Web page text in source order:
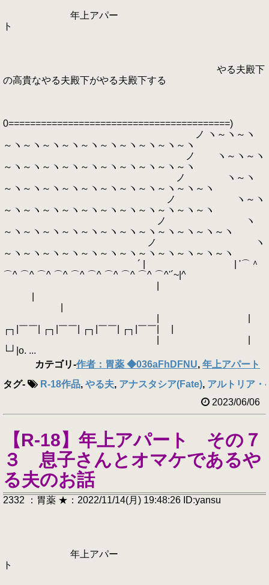
年上アパー
ト
やる夫殿下
の高貴なやる夫殿下がやる夫殿下する
0=========================================)
ノ ヽ～ヽ～ヽ
～ヽ～ヽ～ヽ～ヽ～ヽ～ヽ～ヽ～ヽ～ヽ～ヽ
ノ ヽ～ヽ～ヽ
～ヽ～ヽ～ヽ～ヽ～ヽ～ヽ～ヽ～ヽ～ヽ～ヽ
ノ ヽ～ヽ
～ヽ～ヽ～ヽ～ヽ～ヽ～ヽ～ヽ～ヽ～ヽ～ヽ～ヽ
ノ ヽ～ヽ
～ヽ～ヽ～ヽ～ヽ～ヽ～ヽ～ヽ～ヽ～ヽ～ヽ～ヽ
ノ ヽ
～ヽ～ヽ～ヽ～ヽ～ヽ～ヽ～ヽ～ヽ～ヽ～ヽ～ヽ～ヽ
ノ ヽ
～ヽ～ヽ～ヽ～ヽ～ヽ～ヽ～ヽ～ヽ～ヽ～ヽ～ヽ～ヽ
´ | | '⌒＾
⌒^ ⌒^ ⌒^ ⌒^ ⌒^ ⌒^ ⌒^ ⌒^ ⌒^ ⌒^'´~|^
┌┐|￣￣| ┌┐|￣￣| ┌┐|￣￣| ┌┐|￣￣| |
└┘|o. ...
カテゴリ-作者：胃薬 ◆036aFhDFNU, 年上アパート
タグ- R-18作品, やる夫, アナスタシア(Fate), アルトリア・
2023/06/06
【R-18】年上アパート その７
３ 息子さんとオマケであるや
る夫のお話
2332 ：胃薬 ★：2022/11/14(月) 19:48:26 ID:yansu
年上アパー
ト